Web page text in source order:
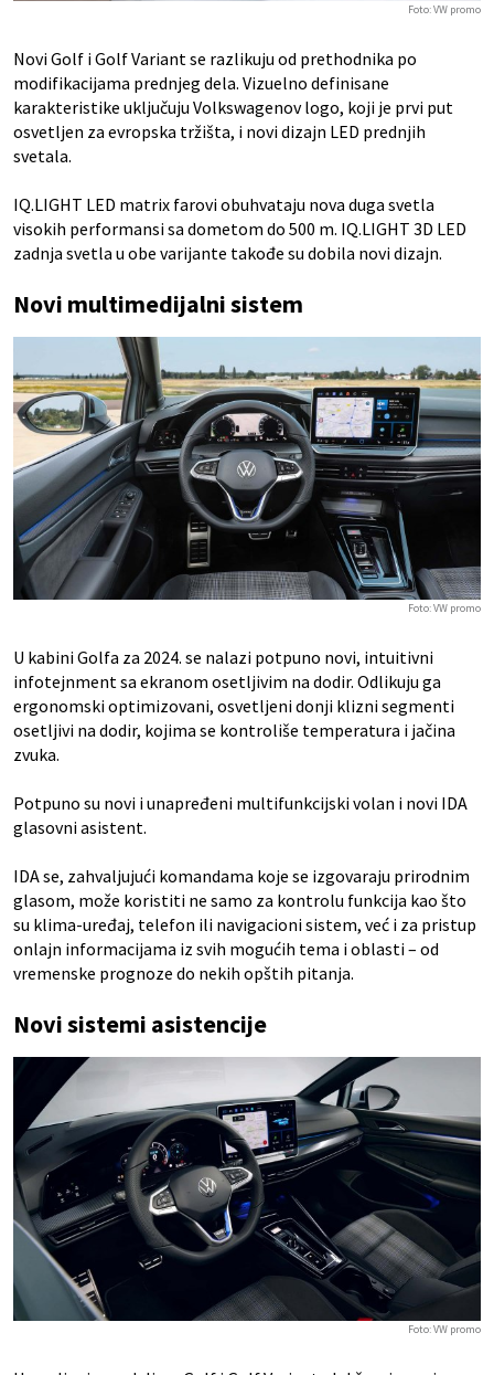
Foto: VW promo
Novi Golf i Golf Variant se razlikuju od prethodnika po
modifikacijama prednjeg dela. Vizuelno definisane
karakteristike uključuju Volkswagenov logo, koji je prvi put
osvetljen za evropska tržišta, i novi dizajn LED prednjih
svetala.
IQ.LIGHT LED matrix farovi obuhvataju nova duga svetla
visokih performansi sa dometom do 500 m. IQ.LIGHT 3D LED
zadnja svetla u obe varijante takođe su dobila novi dizajn.
Novi multimedijalni sistem
Foto: VW promo
U kabini Golfa za 2024. se nalazi potpuno novi, intuitivni
infotejnment sa ekranom osetljivim na dodir. Odlikuju ga
ergonomski optimizovani, osvetljeni donji klizni segmenti
osetljivi na dodir, kojima se kontroliše temperatura i jačina
zvuka.
Potpuno su novi i unapređeni multifunkcijski volan i novi IDA
glasovni asistent.
IDA se, zahvaljujući komandama koje se izgovaraju prirodnim
glasom, može koristiti ne samo za kontrolu funkcija kao što
su klima-uređaj, telefon ili navigacioni sistem, već i za pristup
onlajn informacijama iz svih mogućih tema i oblasti – od
vremenske prognoze do nekih opštih pitanja.
Novi sistemi asistencije
Foto: VW promo